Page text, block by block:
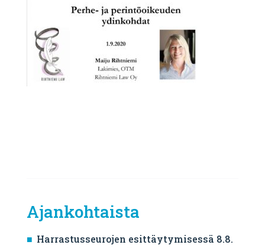
Ajankohtaista
Harrastusseurojen esittäytymisessä 8.8.